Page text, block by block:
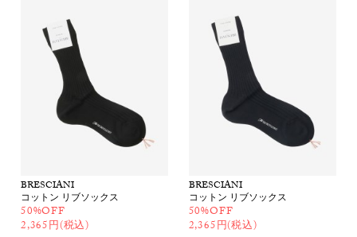
BRESCIANI
コットン リブソックス
50%OFF
2,365円(税込)
BRESCIANI
コットン リブソックス
50%OFF
2,365円(税込)